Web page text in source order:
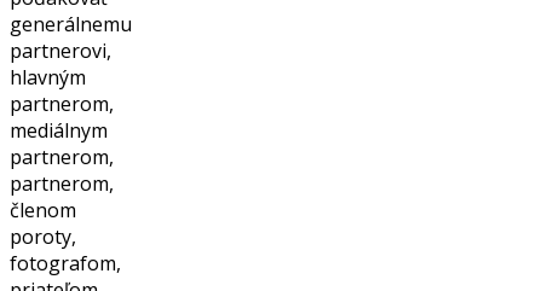
generálnemu
partnerovi,
hlavným
partnerom,
mediálnym
partnerom,
partnerom,
členom
poroty,
fotografom,